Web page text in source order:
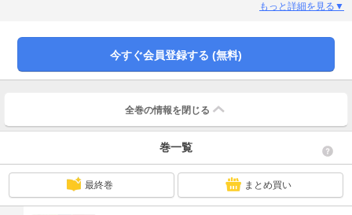
もっと詳細を見る▼
今すぐ会員登録する (無料)
全巻の情報を 閉じる
巻一覧
最終巻 まとめ買い